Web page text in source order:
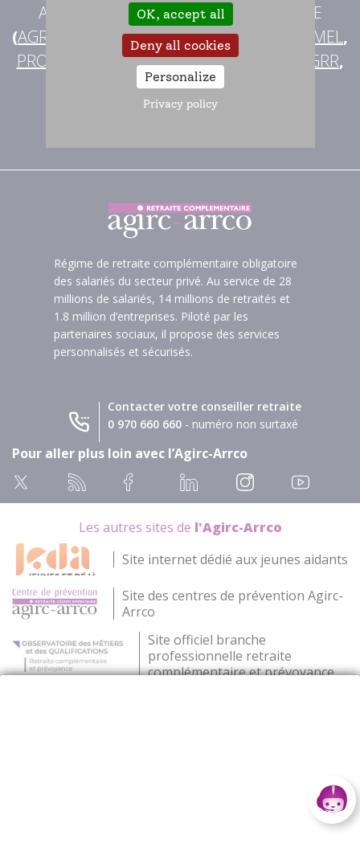
ALLIANCE PROFESSIONNELLE RETRAITE
(AGRICA AUDIENS,B2V,IRP AUTO LOURMEL,
PRO BTP
KLESIA,IRCEM,APICIL CGRR,
IRCOM,BTPR
agissent pour votre retraite
Régime de retraite complémentaire obligatoire
des salariés du secteur privé. Au service de 28
millions de salariés, 14 millions de retraités et
1.8 million d’entreprises. Piloté par les
partenaires sociaux, il propose des services
personnalisés et sécurisés.
Contacter votre conseiller retraite
0 970 660 660- numéro non surtaxé
Pour aller plus loin avec l’Agirc-Arrco
Les autres sites de l'Agirc-Arrco
Site internet dédié aux jeunes aidants
Site des centres de prévention Agirc-
Arrco
Site officiel branche
professionnelle retraite
complémentaire et prévoyance
OK, accept all
Deny all cookies
Personalize
Privacy policy